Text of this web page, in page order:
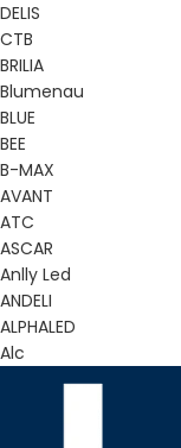
DELIS
CTB
BRILIA
Blumenau
BLUE
BEE
B-MAX
AVANT
ATC
ASCAR
Anlly Led
ANDELI
ALPHALED
Alc